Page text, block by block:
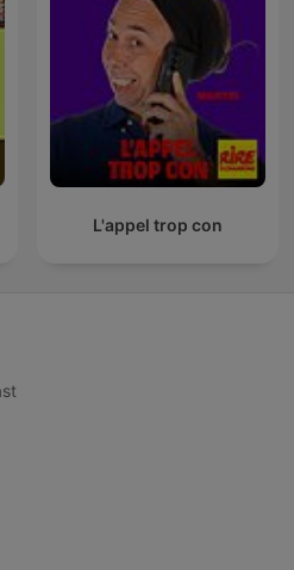
L'appel trop con